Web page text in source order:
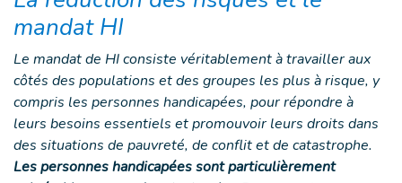
mandat HI
Le mandat de HI consiste véritablement à travailler aux
côtés des populations et des groupes les plus à risque, y
compris les personnes handicapées, pour répondre à
leurs besoins essentiels et promouvoir leurs droits dans
des situations de pauvreté, de conflit et de catastrophe.
Les personnes handicapées sont particulièrement